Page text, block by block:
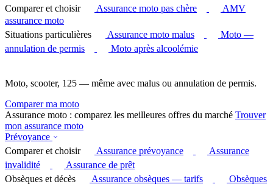
Comparer et choisir
Assurance moto pas chère
AMV
assurance moto
Situations particulières
Assurance moto malus
Moto —
annulation de permis
Moto après alcoolémie
Moto, scooter, 125 — même avec malus ou annulation de permis.
Comparer ma moto
Assurance moto : comparez les meilleures offres du marché Trouver
mon assurance moto
Prévoyance
Comparer et choisir
Assurance prévoyance
Assurance
invalidité
Assurance de prêt
Obsèques et décès
Assurance obsèques — tarifs
Obsèques